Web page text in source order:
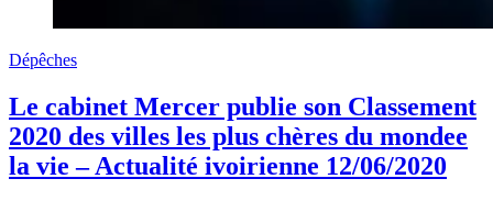
Dépêches
Le cabinet Mercer publie son Classement
2020 des villes les plus chères du mondee
la vie – Actualité ivoirienne 12/06/2020